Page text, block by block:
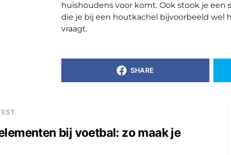
huishoudens voor komt. Ook stook je
die je bij een houtkachel bijvoorbeeld wel
vraagt.
SHARE
bij voetbal: zo maak je